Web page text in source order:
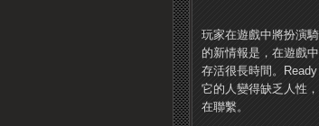
玩家在遊戲中將扮演
的新情報是，在遊戲
存活很長時間。
它的人變得缺乏人性
在聯繫。